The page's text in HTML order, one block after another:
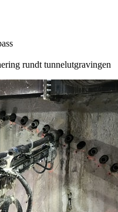
rundt tunnelutgravingen